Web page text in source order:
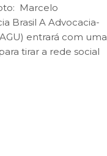
Marcelo
Brasil A Advocacia-
entrará com uma
tirar a rede social